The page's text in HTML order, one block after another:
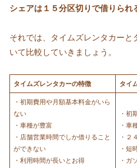
シェアは１５分区切りで借りられ
それでは、タイムズレンタカー
いて比較していきましょう。
タイムズレンタカーの特徴 タイ
・初期費用や月額基本料金がいら
ない
・車種が豊富
・店舗営業時間でしか借りること
ができない
・利用時間が長いとお得
・初
・車
・２
・短
・ガ